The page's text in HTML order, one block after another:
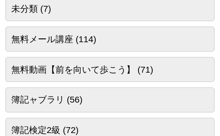
未分類(7)
無料メール講座 (114)
無料動画【前を向いて歩こう】 (71)
簿記ャブラリ (56)
簿記検定2級 (72)